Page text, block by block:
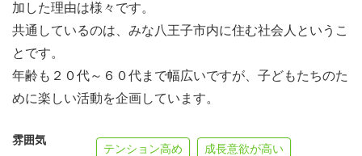
加した理由は様々です。
共通しているのは、みな八王子市内に住む社会人というこ
とです。
年齢も２０代～６０代まで幅広いですが、子どもたちのた
めに楽しい活動を企画しています。
雰囲気
テンション高め 成長意欲が高い